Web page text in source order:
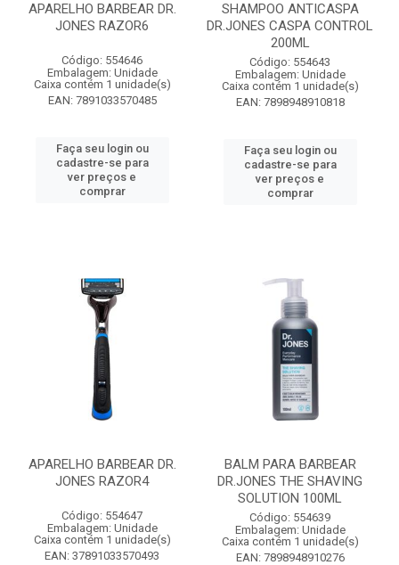
APARELHO BARBEAR DR.
JONES RAZOR6
Código: 554646
Embalagem: Unidade
Caixa contém 1 unidade(s)
EAN: 7891033570485
Faça seu login ou
cadastre-se para
ver preços e
comprar
SHAMPOO ANTICASPA
DR.JONES CASPA CONTROL
200ML
Código: 554643
Embalagem: Unidade
Caixa contém 1 unidade(s)
EAN: 7898948910818
Faça seu login ou
cadastre-se para
ver preços e
comprar
APARELHO BARBEAR DR.
JONES RAZOR4
Código: 554647
Embalagem: Unidade
Caixa contém 1 unidade(s)
EAN: 37891033570493
BALM PARA BARBEAR
DR.JONES THE SHAVING
SOLUTION 100ML
Código: 554639
Embalagem: Unidade
Caixa contém 1 unidade(s)
EAN: 7898948910276